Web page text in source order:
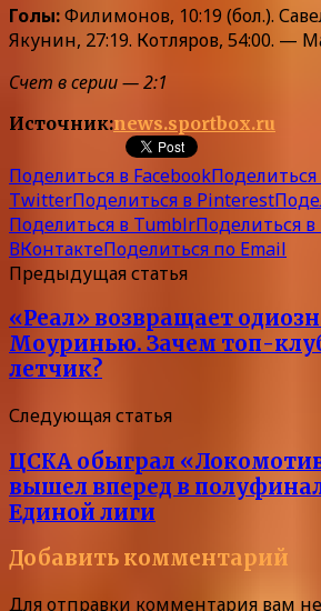
Голы:Филимонов, 10:19 (бол.).
Якунин, 27:19. Котляров, 54:00. —
Счет в серии — 2:1
Источник:news.sportbox.ru
Поделиться в FacebookПоделиться
TwitterПоделиться в Pinterest
Поделиться в TumblrПоделиться в
ВКонтактеПоделиться по Email
Предыдущая статья
«Реал» возвращает
Моуринью. Зачем топ-
летчик?
Следующая статья
ЦСКА обыграл
вышел вперед в
Единой лиги
Добавить комментарий
Для отправки комментария вам